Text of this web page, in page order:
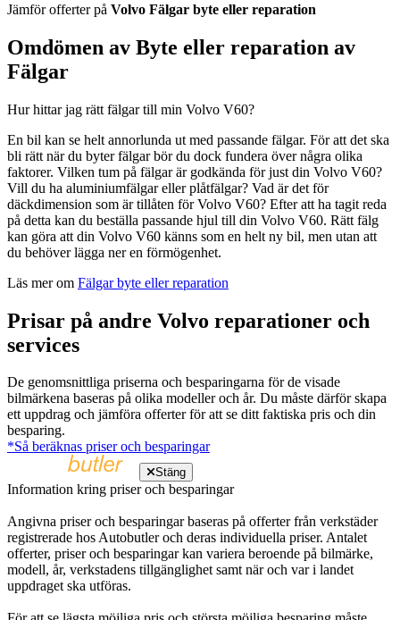
Jämför offerter på Volvo Fälgar byte eller reparation
Omdömen av Byte eller reparation av
Fälgar
Hur hittar jag rätt fälgar till min Volvo V60?
En bil kan se helt annorlunda ut med passande fälgar. För att det ska
bli rätt när du byter fälgar bör du dock fundera över några olika
faktorer. Vilken tum på fälgar är godkända för just din Volvo V60?
Vill du ha aluminiumfälgar eller plåtfälgar? Vad är det för
däckdimension som är tillåten för Volvo V60? Efter att ha tagit reda
på detta kan du beställa passande hjul till din Volvo V60. Rätt fälg
kan göra att din Volvo V60 känns som en helt ny bil, men utan att
du behöver lägga ner en förmögenhet.
Läs mer om Fälgar byte eller reparation
Prisar på andre Volvo reparationer och
services
De genomsnittliga priserna och besparingarna för de visade
bilmärkena baseras på olika modeller och år. Du måste därför skapa
ett uppdrag och jämföra offerter för att se ditt faktiska pris och din
besparing.
*Så beräknas priser och besparingar
Stäng
Information kring priser och besparingar
Angivna priser och besparingar baseras på offerter från verkstäder
registrerade hos Autobutler och deras individuella priser. Antalet
offerter, priser och besparingar kan variera beroende på bilmärke,
modell, år, verkstadens tillgänglighet samt när och var i landet
uppdraget ska utföras.